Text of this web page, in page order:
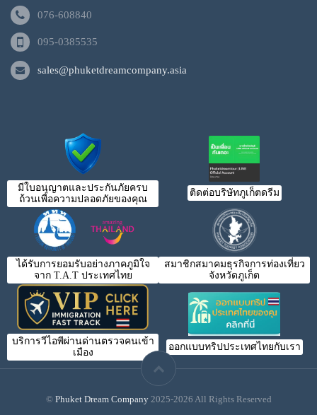
076-608840
095-0385535
sales@phuketdreamcompany.asia
มีใบอนุญาตและประกันภัยครบ
ถ้วนเพื่อความปลอดภัยของคุณ
ติดต่อบริษัทภูเก็ตดรีม
ได้รับการยอมรับอย่างภาคภูมิใจ
จาก T.A.T ประเทศไทย
สมาชิกสมาคมธุรกิจการท่องเที่ยว
จังหวัดภูเก็ต
บริการวีไอพีผ่านด่านตรวจคนเข้า
เมือง
ออกแบบทริปประเทศไทยกับเรา
© Phuket Dream Company2025-2026 All Rights Reserved